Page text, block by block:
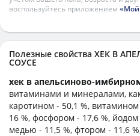
воспользуйтесь приложением «Мой
Полезные свойства ХЕК В
СОУСЕ
хек в апельсиново-
витаминами и минералами,
каротином - 50,1 %,
16 %, фосфором - 17,6 %,
медью - 11,5 %, фтором - 11,6